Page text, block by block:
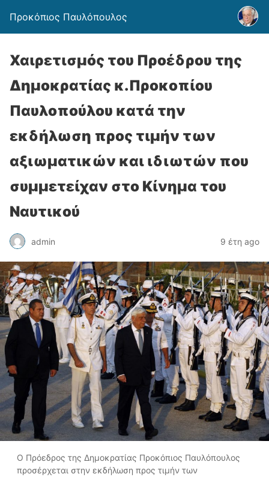
Προκόπιος Παυλόπουλος
Χαιρετισμός του Προέδρου της
Δημοκρατίας κ.Προκοπίου
Παυλοπούλου κατά την
εκδήλωση προς τιμήν των
αξιωματικών και ιδιωτών που
συμμετείχαν στο Κίνημα του
Ναυτικού
admin 9 έτη ago
O Πρόεδρος της Δημοκρατίας Προκόπιος Παυλόπουλος
προσέρχεται στην εκδήλωση προς τιμήν των